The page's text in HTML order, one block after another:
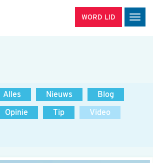
WORD LID
Alles Nieuws
Blog
Opinie Tip
Video